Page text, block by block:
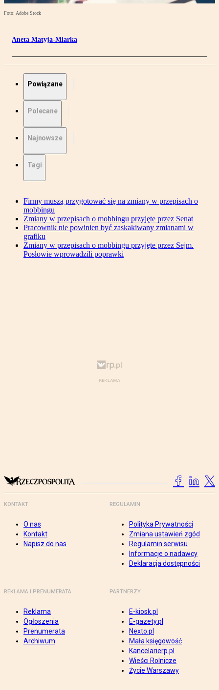
Foto: Adobe Stock
Aneta Matyja-Miarka
Powiązane
Polecane
Najnowsze
Tagi
Firmy muszą przygotować się na zmiany w przepisach o
mobbingu
Zmiany w przepisach o mobbingu przyjęte przez Senat
Pracownik nie powinien być zaskakiwany zmianami w
grafiku
Zmiany w przepisach o mobbingu przyjęte przez Sejm.
Posłowie wprowadzili poprawki
KONTAKT
O nas
Kontakt
Napisz do nas
REGULAMIN
Polityka Prywatności
Zmiana ustawień zgód
Regulamin serwisu
Informacje o nadawcy
Deklaracja dostępności
REKLAMA I PRENUMERATA
Reklama
Ogłoszenia
Prenumerata
Archiwum
PARTNERZY
E-kiosk.pl
E-gazety.pl
Nexto.pl
Mała księgowość
Kancelarierp.pl
Wieści Rolnicze
Życie Warszawy